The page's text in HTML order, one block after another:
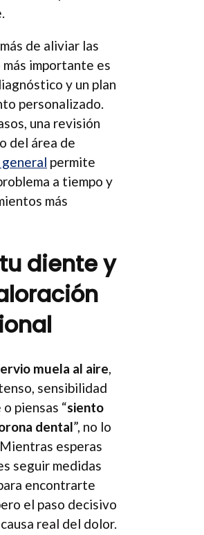
de aliviar las
importante es
y un plan
personalizado.
una revisión
del área de
permite
a tiempo y
más
diente y
muela al aire
sensibilidad
piensas “siento
dental”, no lo
esperas
seguir medidas
encontrarte
el paso decisivo
real del dolor.